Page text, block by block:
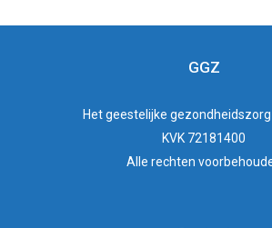
GGZ
Hetgeestelijke gezondheidszorg
KVK 72181400
Alle rechten